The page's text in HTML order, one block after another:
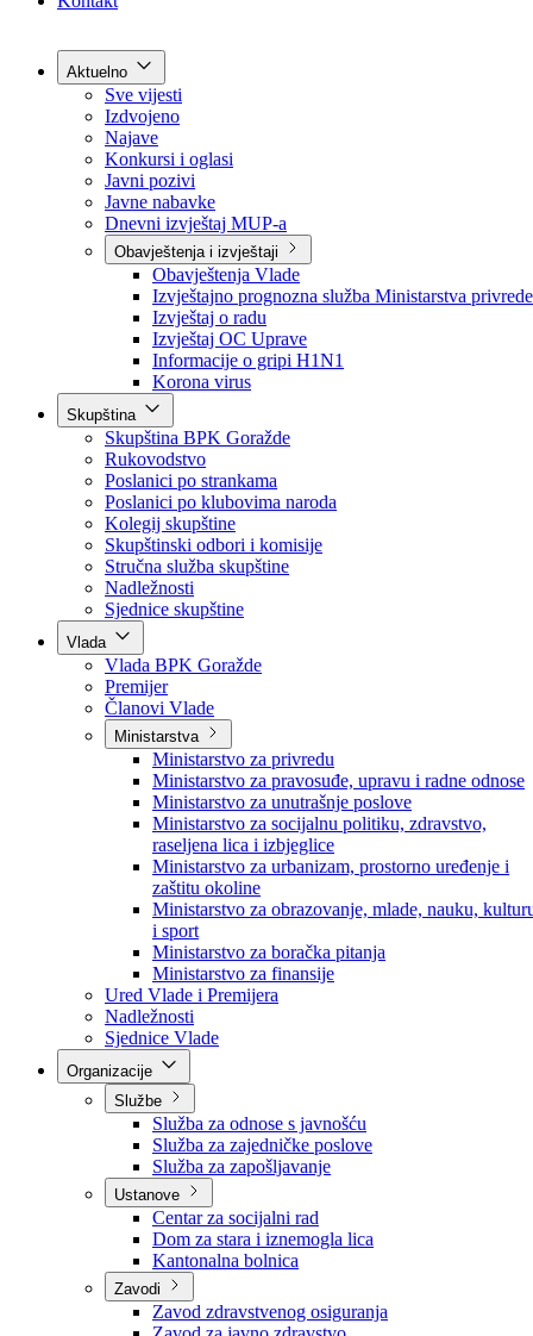
Kontakt
Aktuelno
Sve vijesti
Izdvojeno
Najave
Konkursi i oglasi
Javni pozivi
Javne nabavke
Dnevni izvještaj MUP-a
Obavještenja i izvještaji
Obavještenja Vlade
Izvještajno prognozna služba Ministarstva privrede
Izvještaj o radu
Izvještaj OC Uprave
Informacije o gripi H1N1
Korona virus
Skupština
Skupština BPK Goražde
Rukovodstvo
Poslanici po strankama
Poslanici po klubovima naroda
Kolegij skupštine
Skupštinski odbori i komisije
Stručna služba skupštine
Nadležnosti
Sjednice skupštine
Vlada
Vlada BPK Goražde
Premijer
Članovi Vlade
Ministarstva
Ministarstvo za privredu
Ministarstvo za pravosuđe, upravu i radne odnose
Ministarstvo za unutrašnje poslove
Ministarstvo za socijalnu politiku, zdravstvo,
raseljena lica i izbjeglice
Ministarstvo za urbanizam, prostorno uređenje i
zaštitu okoline
Ministarstvo za obrazovanje, mlade, nauku,
i sport
Ministarstvo za boračka pitanja
Ministarstvo za finansije
Ured Vlade i Premijera
Nadležnosti
Sjednice Vlade
Službe
Služba za odnose s javnošću
Služba za zajedničke poslove
Služba za zapošljavanje
Ustanove
Centar za socijalni rad
Dom za stara i iznemogla lica
Kantonalna bolnica